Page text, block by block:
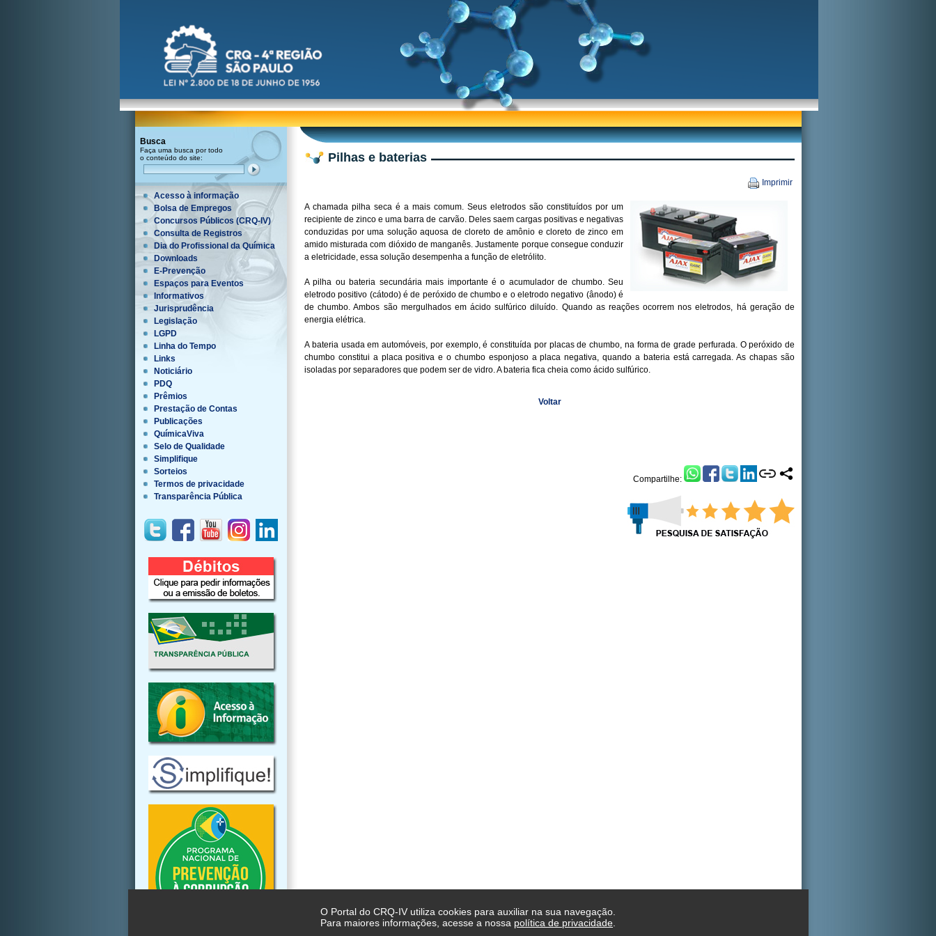
Busca
Faça uma busca por todo
o conteúdo do site:
Acesso à informação
Bolsa de Empregos
Concursos Públicos (CRQ-IV)
Consulta de Registros
Dia do Profissional da Química
Downloads
E-Prevenção
Espaços para Eventos
Informativos
Jurisprudência
Legislação
LGPD
Linha do Tempo
Links
Noticiário
PDQ
Prêmios
Prestação de Contas
Publicações
QuímicaViva
Selo de Qualidade
Simplifique
Sorteios
Termos de privacidade
Transparência Pública
Pilhas e baterias
Imprimir
A chamada pilha seca é a mais comum. Seus eletrodos são constituídos por um
recipiente de zinco e uma barra de carvão. Deles saem cargas positivas e negativas
conduzidas por uma solução aquosa de cloreto de amônio e cloreto de zinco em
amido misturada com dióxido de manganês. Justamente porque consegue conduzir
a eletricidade, essa solução desempenha a função de eletrólito.
A pilha ou bateria secundária mais importante é o acumulador de chumbo. Seu
eletrodo positivo (cátodo) é de peróxido de chumbo e o eletrodo negativo (ânodo) é
de chumbo. Ambos são mergulhados em ácido sulfúrico diluído. Quando as reações ocorrem nos eletrodos, há geração de
energia elétrica.
A bateria usada em automóveis, por exemplo, é constituída por placas de chumbo, na forma de grade perfurada. O peróxido de
chumbo constitui a placa positiva e o chumbo esponjoso a placa negativa, quando a bateria está carregada. As chapas são
isoladas por separadores que podem ser de vidro. A bateria fica cheia como ácido sulfúrico.
Voltar
Compartilhe:
O Portal do CRQ-IV utiliza cookies para auxiliar na sua navegação.
Para maiores informações, acesse a nossa política de privacidade